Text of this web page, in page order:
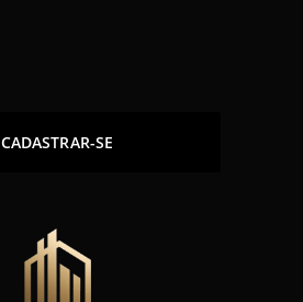
CADASTRAR-SE